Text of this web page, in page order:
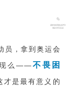
员，拿到奥运会
现么——不畏困
才是最有意义的